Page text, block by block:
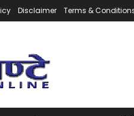
Disclaimer Terms &